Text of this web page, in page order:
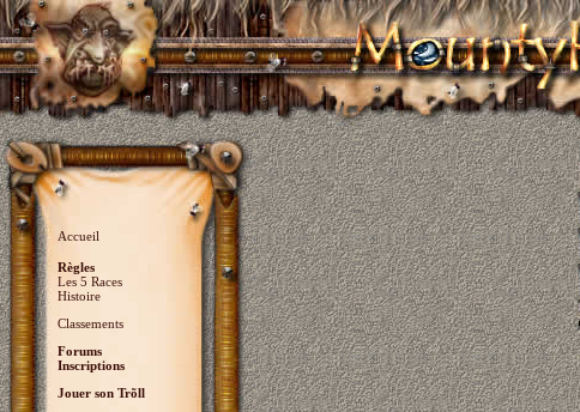
Accueil
Règles
Les 5 Races
Histoire
Classements
Forums
Inscriptions
Jouer son Trõll